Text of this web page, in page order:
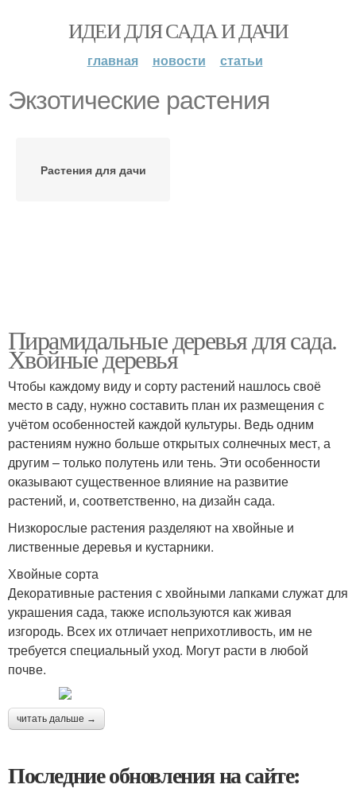
ИДЕИ ДЛЯ САДА И ДАЧИ
главная новости статьи
Экзотические растения
Растения для дачи
Пирамидальные деревья для сада.
Хвойные деревья
Чтобы каждому виду и сорту растений нашлось своё
место в саду, нужно составить план их размещения с
учётом особенностей каждой культуры. Ведь одним
растениям нужно больше открытых солнечных мест, а
другим – только полутень или тень. Эти особенности
оказывают существенное влияние на развитие
растений, и, соответственно, на дизайн сада.
Низкорослые растения разделяют на хвойные и
лиственные деревья и кустарники.
Хвойные сорта
Декоративные растения с хвойными лапками служат для
украшения сада, также используются как живая
изгородь. Всех их отличает неприхотливость, им не
требуется специальный уход. Могут расти в любой
почве.
читать дальше →
Последние обновления на сайте: